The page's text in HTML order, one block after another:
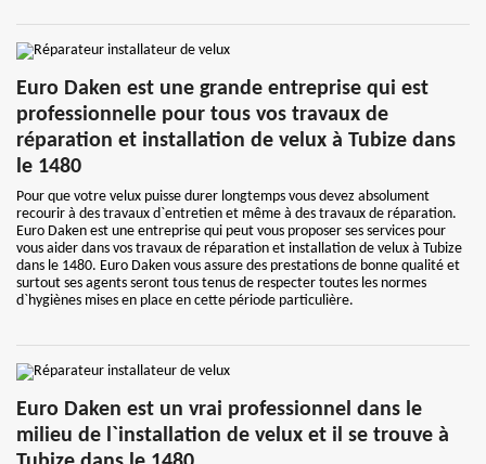
Euro Daken est une grande entreprise qui est
professionnelle pour tous vos travaux de
réparation et installation de velux à Tubize dans
le 1480
Pour que votre velux puisse durer longtemps vous devez absolument
recourir à des travaux d`entretien et même à des travaux de réparation.
Euro Daken est une entreprise qui peut vous proposer ses services pour
vous aider dans vos travaux de réparation et installation de velux à Tubize
dans le 1480. Euro Daken vous assure des prestations de bonne qualité et
surtout ses agents seront tous tenus de respecter toutes les normes
d`hygiènes mises en place en cette période particulière.
Euro Daken est un vrai professionnel dans le
milieu de l`installation de velux et il se trouve à